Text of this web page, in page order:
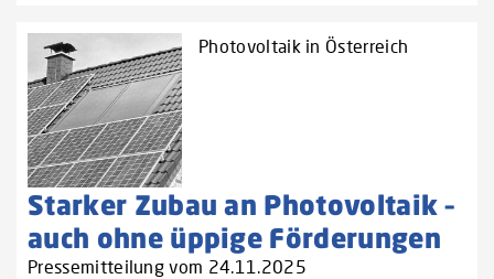
Photovoltaik in Österreich
Starker Zubau an Photovoltaik –
auch ohne üppige Förderungen
Pressemitteilung vom 24.11.2025